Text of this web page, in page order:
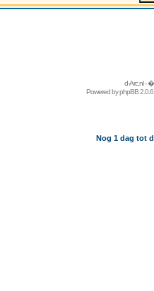
d-Arc.nl - �
Powered byphpBB
Nog 1 dag tot